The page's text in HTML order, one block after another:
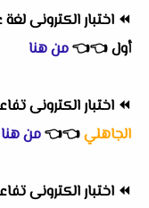
⏪ اختبار الكترونى
أول👈
👈من هنا
⏪ اختبار الكترونى
الجاهلي👈
👈من هنا
⏪ اختبار الكترونى